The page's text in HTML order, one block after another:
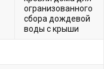
огранизованного
сбора дождевой
воды с крыши